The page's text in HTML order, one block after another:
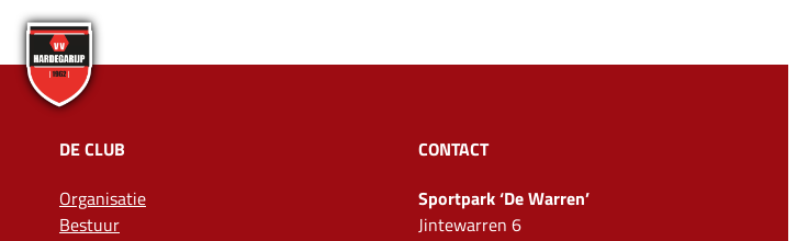
DE CLUB
Organisatie
Bestuur
CONTACT
Sportpark ‘De Warren’
Jintewarren 6